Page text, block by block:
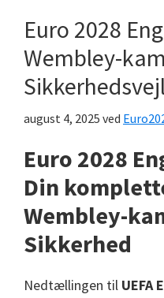
Billetter
til
UEFA
EM
Wembley
London,
Manchester,
Cardiff,
Villa
Euro 2028
Wembley-
august 4, 2025 ved
Euro 2028
Din
Wembley-
Sikkerhed
Nedtællingen til UEFA